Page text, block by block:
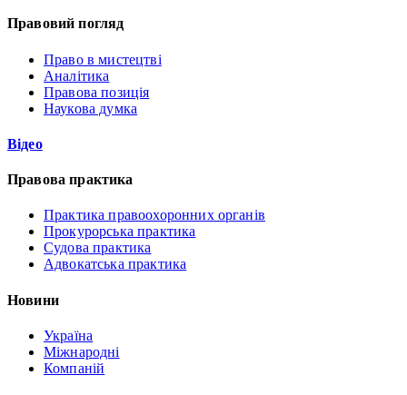
Правовий погляд
Право в мистецтві
Аналітика
Правова позиція
Наукова думка
Відео
Правова практика
Практика правоохоронних органів
Прокурорська практика
Судова практика
Адвокатська практика
Новини
Україна
Міжнародні
Компаній